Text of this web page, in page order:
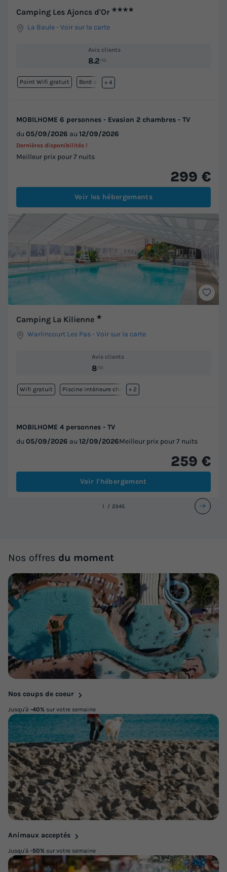
Camping Les Ajoncs d'Or ★★★★
La Baule -Voir sur la carte
Avis clients
8.2/10
Point Wifi gratuit Bord de mer
+ 4
MOBILHOME 6 personnes - Evasion 2 chambres - TV
du 05/09/2026 au 12/09/2026
Meilleur prix pour 7 nuits
Dernières disponibilités !
299 €
Voir les hébergements
Camping La Kilienne ★
Warlincourt Les Pas -Voir sur la carte
Avis clients
8/10
Wifi gratuit Piscine intérieure chauffée
+ 2
MOBILHOME 4 personnes - TV
du 05/09/2026 au 12/09/2026Meilleur prix pour 7 nuits
259 €
Voir l'hébergement
1 2345
Nos offres du moment
Nos coups de coeur
Jusqu'à -40% sur votre semaine
Animaux acceptés
Jusqu'à -50% sur votre semaine